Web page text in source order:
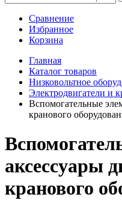
Сравнение
Избранное
Корзина
Главная
Каталог товаров
Низковольтное
Электродвигатели и
Вспомогательные
кранового
аксессуары
кранового